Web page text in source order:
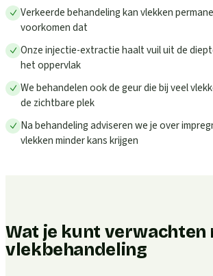
Verkeerde behandeling kan vlekken
voorkomen dat
Onze injectie-extractie haalt vuil uit de
het oppervlak
We behandelen ook de geur die bij veel
de zichtbare plek
Na behandeling adviseren we je over
vlekken minder kans krijgen
Wat je kunt verwachten
vlekbehandeling